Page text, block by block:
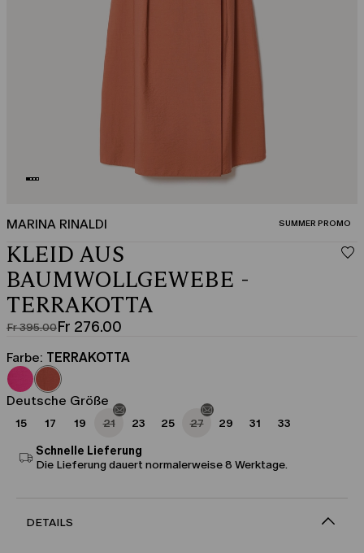
MARINA RINALDI KATEGORIE:
SUMMER PROMO
KLEID AUS
BAUMWOLLGEWEBE -
TERRAKOTTA
Fr 395.00
Ursprünglicher
Preis
Fr
395.00
Fr 276.00
Aktueller
Preis
Fr
276.00
Farbe: TERRAKOTTA
Deutsche Größe
15 17 19 21 23 25 27 29 31 33
Schnelle Lieferung
Die Lieferung dauert normalerweise 8 Werktage.
DETAILS